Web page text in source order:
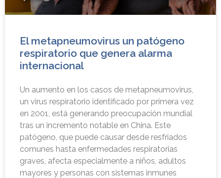
El metapneumovirus un patógeno
respiratorio que genera alarma
internacional
Un aumento en los casos de metapneumovirus,
un virus respiratorio identificado por primera vez
en 2001, está generando preocupación mundial
tras un incremento notable en China. Este
patógeno, que puede causar desde resfriados
comunes hasta enfermedades respiratorias
graves, afecta especialmente a niños, adultos
mayores y personas con sistemas inmunes